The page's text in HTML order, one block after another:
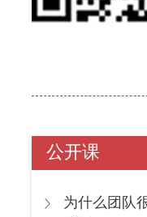
公开课
为什么团队